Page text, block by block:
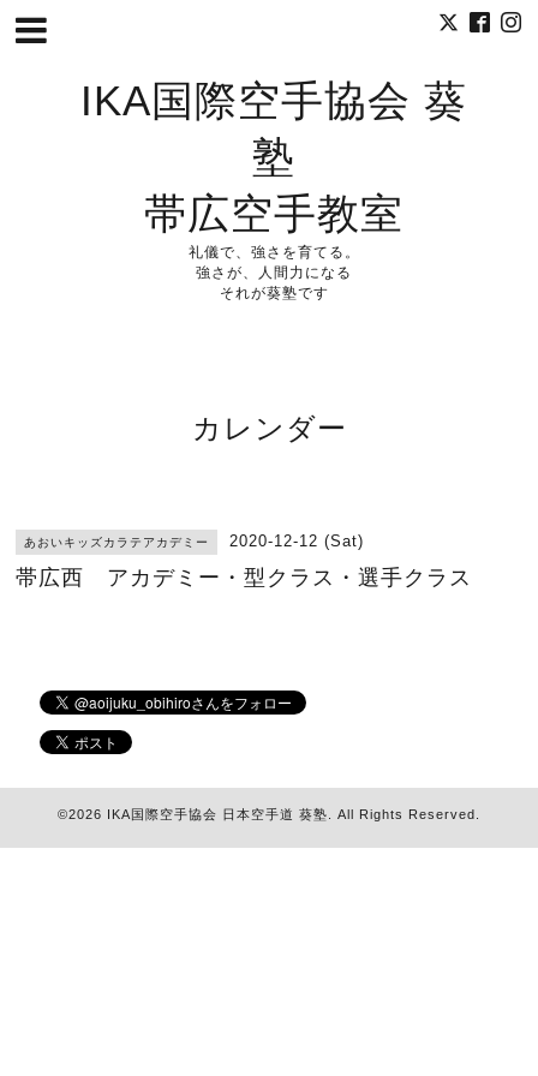
IKA国際空手協会 葵
塾
帯広空手教室
礼儀で、強さを育てる。
強さが、人間力になる
それが葵塾です
カレンダー
あおいキッズカラテアカデミー 2020-12-12 (Sat)
帯広西 アカデミー・型クラス・選手クラス
©2026 IKA国際空手協会 日本空手道 葵塾 . All Rights Reserved.